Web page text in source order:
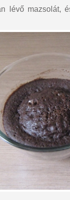
lévő mazsolát,